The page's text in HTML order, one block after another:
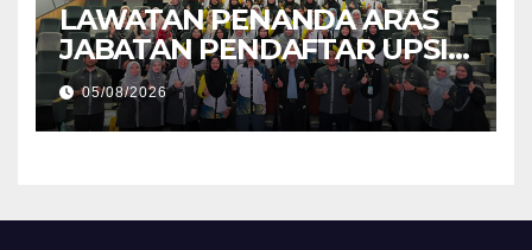
LAWATAN PENANDA ARAS
JABATAN PENDAFTAR UPSI
KE JABATAN PENDAFTAR
UniSZA – PERKUKUH
KERJASAMA STRATEGIK
05/08/2026